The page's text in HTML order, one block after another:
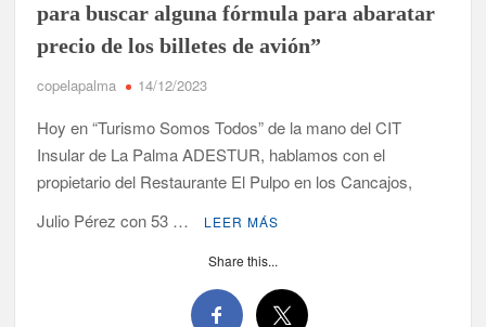
de ajedrez con 200 jugadores”
dinamizador de Los Llanos de Aridane
David Ruiz rechaza las críticas de Nueva Canarias y defiende
que Tazacorte “avanza y cumple objetivos”
violencia de género con el apoyo empresarial
de La Palma y refuerza el comercio local en su sexta edición
para buscar alguna fórmula para abaratar
precio de los billetes de avión”
copelapalma 14/12/2023
Hoy en “Turismo Somos Todos” de la mano del CIT
Insular de La Palma ADESTUR, hablamos con el
propietario del Restaurante El Pulpo en los Cancajos,
Julio Pérez con 53 …
LEER MÁS
Share this...